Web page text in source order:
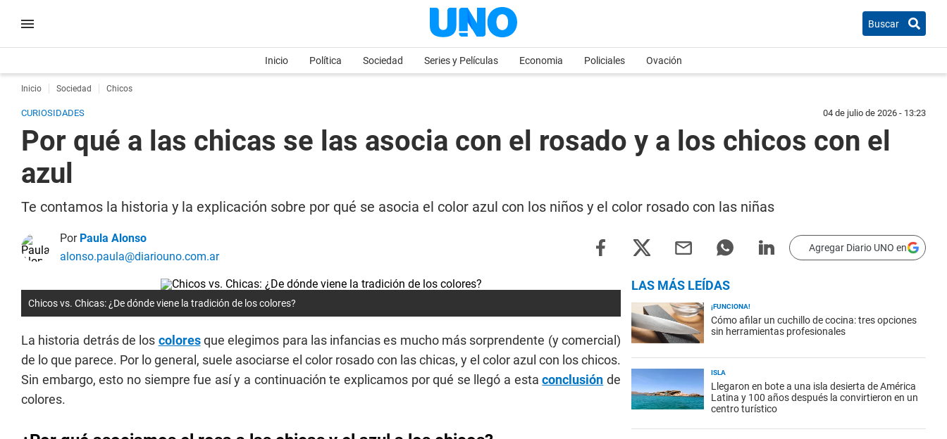
Buscar
Inicio Política Sociedad Series y Películas Economia Policiales Ovación
Inicio Sociedad Chicos
CURIOSIDADES 04 de julio de 2026 - 13:23
Por qué a las chicas se las asocia con el rosado y a los chicos con el
azul
Te contamos la historia y la explicación sobre por qué se asocia el color azul con los niños y el color rosado con las niñas
Por Paula Alonso
alonso.paula@diariouno.com.ar
Agregar Diario UNO en
Chicos vs. Chicas: ¿De dónde viene la tradición de los colores?
La historia detrás de los coloresque elegimos para las infancias es mucho más sorprendente (y comercial)
de lo que parece. Por lo general, suele asociarse el color rosado con las chicas, y el color azul con los chicos.
Sin embargo, esto no siempre fue así y a continuación te explicamos por qué se llegó a estaconclusión de
colores.
LAS MÁS LEÍDAS
¡FUNCIONA!
Cómo afilar un cuchillo de cocina: tres opciones
sin herramientas profesionales
ISLA
Llegaron en bote a una isla desierta de América
Latina y 100 años después la convirtieron en un
centro turístico